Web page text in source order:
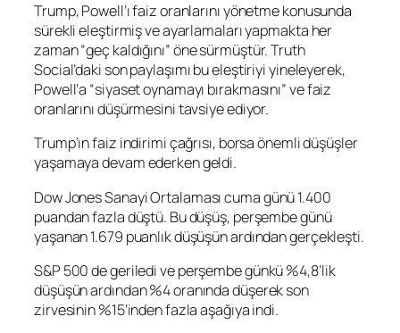
Trump, Powell’ı faiz oranlarını yönetme konusunda
sürekli eleştirmiş ve ayarlamaları yapmakta her
zaman “geç kaldığını” öne sürmüştür. Truth
Social’daki son paylaşımı bu eleştiriyi yineleyerek,
Powell’a “siyaset oynamayı bırakmasını” ve faiz
oranlarını düşürmesini tavsiye ediyor.
Trump’ın faiz indirimi çağrısı, borsa önemli düşüşler
yaşamaya devam ederken geldi.
Dow JonesSanayi Ortalaması cuma günü 1.400
puandan fazla düştü. Bu düşüş, perşembe günü
yaşanan 1.679 puanlık düşüşün ardından gerçekleşti.
S&P 500de geriledi ve perşembe günkü %4,8’lik
düşüşün ardından %4 oranında düşerek son
zirvesinin %15’inden fazla aşağıya indi.